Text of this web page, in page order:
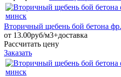
Вторичный щебень бой бетона
от 13.00руб/м3+доставка
Рассчитать цену
Заказать